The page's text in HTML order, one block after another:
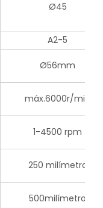
Ø45
A2-5
Ø56mm
máx.6000r/min
1-4500 rpm
250 milímetro
500milímetro